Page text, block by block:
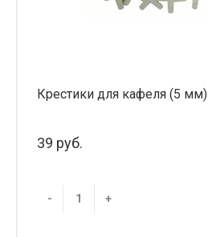
Крестики для кафеля (5 мм)
39 руб.
- +